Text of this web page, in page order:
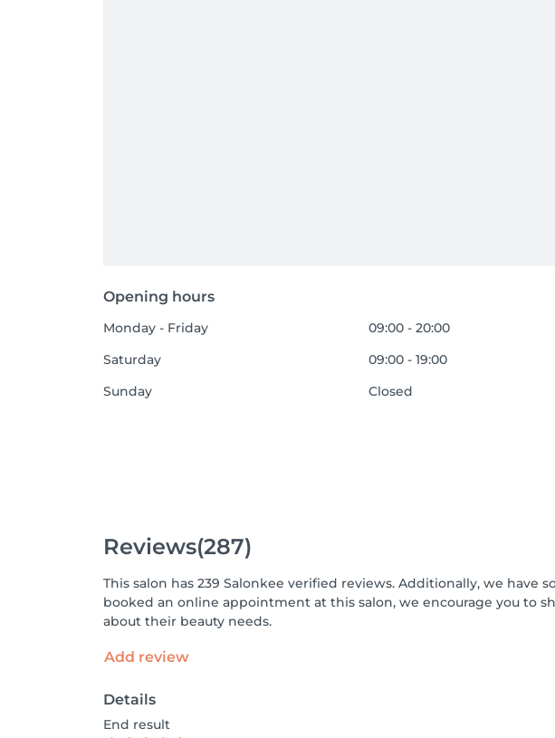
Opening hours
Monday - Friday
09:00 - 20:00
Saturday
09:00 - 19:00
Sunday
Closed
Reviews(287)
This salon has 239 Salonkee verified reviews. Additionally, we
booked an online appointment at this salon, we encourage you to
about their beauty needs.
Add review
Details
End result